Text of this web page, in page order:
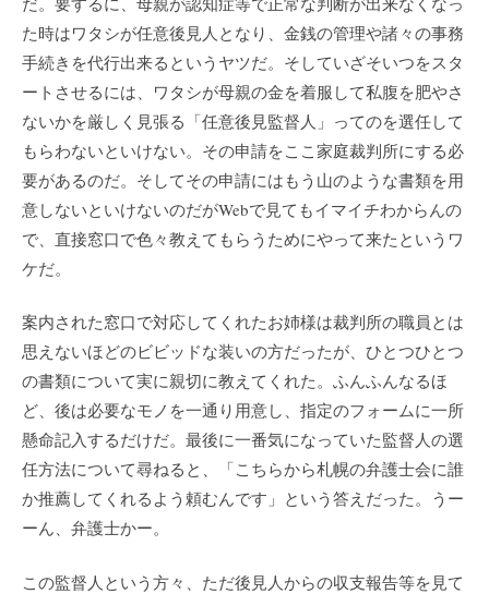
た時はワタシが任意後見人となり、金銭の管理や諸々の事務
手続きを代行出来るというヤツだ。そしていざそいつをスタ
ートさせるには、ワタシが母親の金を着服して私腹を肥やさ
ないかを厳しく見張る「任意後見監督人」ってのを選任して
もらわないといけない。その申請をここ家庭裁判所にする必
要があるのだ。そしてその申請にはもう山のような書類を用
意しないといけないのだがWebで見てもイマイチわからんの
で、直接窓口で色々教えてもらうためにやって来たというワ
ケだ。
案内された窓口で対応してくれたお姉様は裁判所の職員とは
思えないほどのビビッドな装いの方だったが、ひとつひとつ
の書類について実に親切に教えてくれた。ふんふんなるほ
ど、後は必要なモノを一通り用意し、指定のフォームに一所
懸命記入するだけだ。最後に一番気になっていた監督人の選
任方法について尋ねると、「こちらから札幌の弁護士会に誰
か推薦してくれるよう頼むんです」という答えだった。うー
ーん、弁護士かー。
この監督人という方々、ただ後見人からの収支報告等を見て